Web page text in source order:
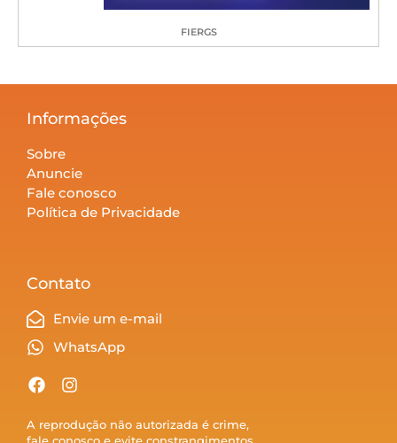
FIERGS
Informações
Sobre
Anuncie
Fale conosco
Política de Privacidade
Contato
Envie um e-mail
WhatsApp
A reprodução não autorizada é crime,